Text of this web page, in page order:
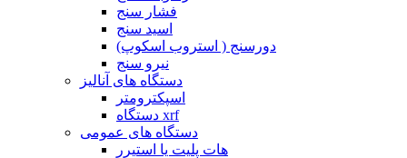
فشار سنج
اسید سنج
دورسنج ( استروب اسکوپ)
نیرو سنج
دستگاه های آنالیز
اسپکترومتر
دستگاه xrf
دستگاه های عمومی
هات پلیت یا استیرر